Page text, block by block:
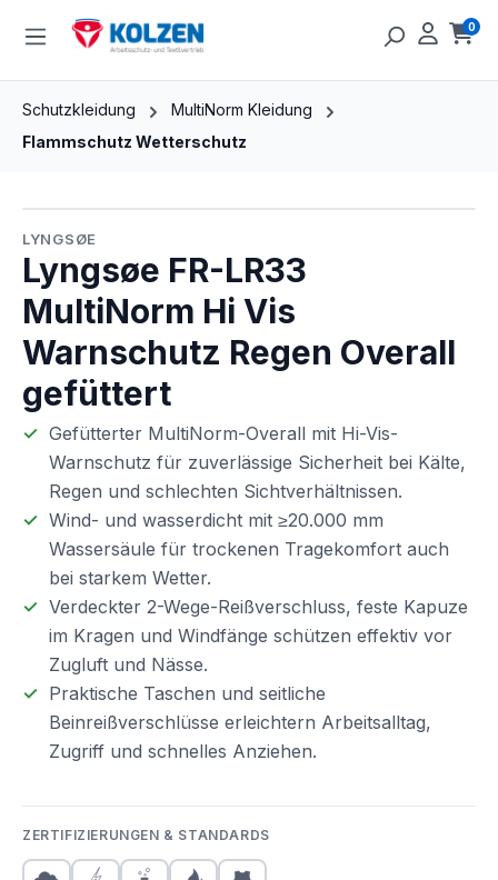
Zum Hauptinhalt springen 0
Schutzkleidung
MultiNorm Kleidung
Flammschutz Wetterschutz
LYNGSØE
Lyngsøe FR-LR33
MultiNorm Hi Vis
Warnschutz Regen Overall
gefüttert
Gefütterter MultiNorm-Overall mit Hi-Vis-
Warnschutz für zuverlässige Sicherheit bei Kälte,
Regen und schlechten Sichtverhältnissen.
Wind- und wasserdicht mit ≥20.000 mm
Wassersäule für trockenen Tragekomfort auch
bei starkem Wetter.
Verdeckter 2-Wege-Reißverschluss, feste Kapuze
im Kragen und Windfänge schützen effektiv vor
Zugluft und Nässe.
Praktische Taschen und seitliche
Beinreißverschlüsse erleichtern Arbeitsalltag,
Zugriff und schnelles Anziehen.
ZERTIFIZIERUNGEN & STANDARDS